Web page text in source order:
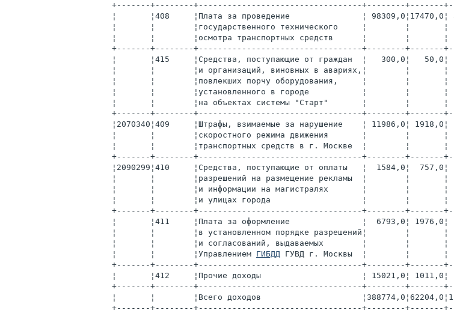
+-------+--------+----------------------------------+--------+-------
¦       ¦408     ¦Плата за проведение               ¦ 98309,0¦17470,0¦
¦       ¦        ¦государственного технического     ¦        ¦
¦       ¦        ¦осмотра транспортных средств      ¦        ¦
+-------+--------+----------------------------------+--------+-------
¦       ¦415     ¦Средства, поступающие от граждан  ¦   300,0¦
¦       ¦        ¦и организаций, виновных в авариях,¦        ¦
¦       ¦        ¦повлекших порчу оборудования,     ¦        ¦
¦       ¦        ¦установленного в городе           ¦        ¦
¦       ¦        ¦на объектах системы "Старт"       ¦        ¦
+-------+--------+----------------------------------+--------+-------
¦2070340¦409     ¦Штрафы, взимаемые за нарушение    ¦ 11986,0¦ 1918,0¦
¦       ¦        ¦скоростного режима движения       ¦        ¦
¦       ¦        ¦транспортных средств в г. Москве  ¦        ¦
+-------+--------+----------------------------------+--------+-------
¦2090299¦410     ¦Средства, поступающие от оплаты   ¦  1584,0¦
¦       ¦        ¦разрешений на размещение рекламы  ¦        ¦
¦       ¦        ¦и информации на магистралях       ¦        ¦
¦       ¦        ¦и улицах города                   ¦        ¦
+-------+--------+----------------------------------+--------+-------
¦       ¦411     ¦Плата за оформление               ¦  6793,0¦ 1976,0¦
¦       ¦        ¦в установленном порядке разрешений¦        ¦
¦       ¦        ¦и согласований, выдаваемых        ¦        ¦
¦       ¦        ¦Управлением ГИБДД ГУВД г. Москвы  ¦        ¦
+-------+--------+----------------------------------+--------+-------
¦       ¦412     ¦Прочие доходы                     ¦ 15021,0¦ 1011,0¦
+-------+--------+----------------------------------+--------+-------
¦       ¦        ¦Всего доходов
+-------+--------+----------------------------------+--------+-------